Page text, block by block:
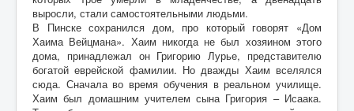
выросли, стали самостоятельными людьми.
В Пинске сохранился дом, про который говорят «Дом
Хаима Вейцмана». Хаим никогда не был хозяином этого
дома, принадлежал он Григорию Лурье, представителю
богатой еврейской фамилии. Но дважды Хаим вселялся
сюда. Сначала во время обучения в реальном училище.
Хаим был домашним учителем сына Григория – Исаака.